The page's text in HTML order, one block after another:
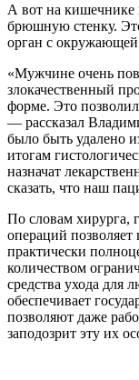
А вот на
брюшную стенку.
орган с окружающей
«Мужчине очень
злокачественный
форме. Это
— рассказал
было быть удалено
итогам
назначат
сказать, что наш
По словам хирурга,
операций позволяет
практически
количеством
средства ухода для
обеспечивает
позволяют даже
заподозрит эту их